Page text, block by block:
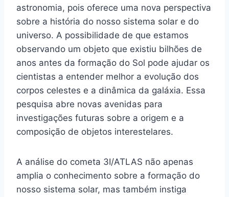
astronomia, pois oferece uma nova perspectiva
sobre a história do nosso sistema solar e do
universo. A possibilidade de que estamos
observando um objeto que existiu bilhões de
anos antes da formação do Sol pode ajudar os
cientistas a entender melhor a evolução dos
corpos celestes e a dinâmica da galáxia. Essa
pesquisa abre novas avenidas para
investigações futuras sobre a origem e a
composição de objetos interestelares.
A análise do cometa 3I/ATLAS não apenas
amplia o conhecimento sobre a formação do
nosso sistema solar, mas também instiga